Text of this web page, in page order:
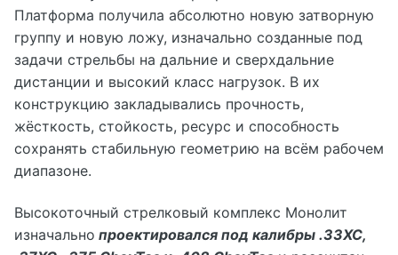
Платформа получила абсолютно новую затворную
группу и новую ложу, изначально созданные под
задачи стрельбы на дальние и сверхдальние
дистанции и высокий класс нагрузок. В их
конструкцию закладывались прочность,
жёсткость, стойкость, ресурс и способность
сохранять стабильную геометрию на всём рабочем
диапазоне.
Высокоточный стрелковый комплекс Монолит
изначально проектировался под калибры .33XC,